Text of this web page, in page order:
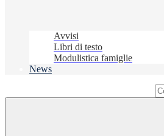
Avvisi
Libri di testo
Modulistica famiglie
News